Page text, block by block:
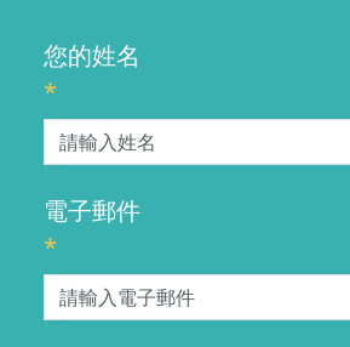
您的姓名
*
電子郵件
*